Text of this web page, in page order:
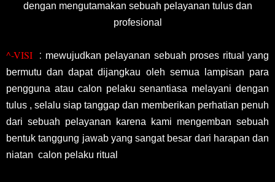
dengan mengutamakan sebuah pelayanan tulus dan
profesional
^-VISI : mewujudkan pelayanan sebuah proses ritual yang
bermutu dan dapat dijangkau oleh semua lampisan para
pengguna atau calon pelaku senantiasa melayani dengan
tulus , selalu siap tanggap dan memberikan perhatian penuh
dari sebuah pelayanan karena kami mengemban sebuah
bentuk tanggung jawab yang sangat besar dari harapan dan
niatan calon pelaku ritual